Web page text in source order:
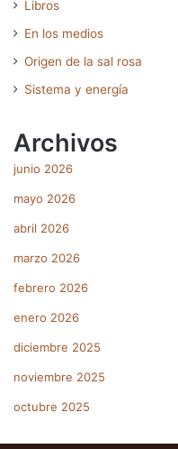
Libros
En los medios
Origen de la sal rosa
Sistema y energía
Archivos
junio 2026
mayo 2026
abril 2026
marzo 2026
febrero 2026
enero 2026
diciembre 2025
noviembre 2025
octubre 2025